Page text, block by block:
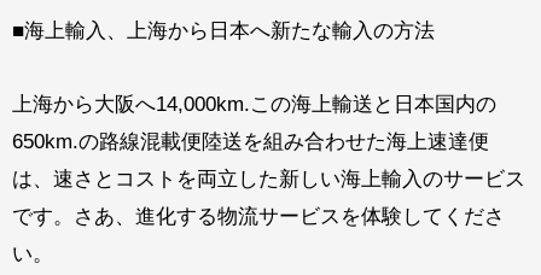
■海上輸入、上海から日本へ新たな輸入の方法
上海から大阪へ14,000km.この海上輸送と日本国内の
650km.の路線混載便陸送を組み合わせた海上速達便
は、速さとコストを両立した新しい海上輸入のサービス
です。さあ、進化する物流サービスを体験してくださ
い。